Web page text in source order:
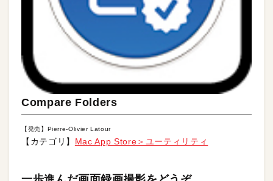
Compare Folders
【発売】Pierre-Olivier Latour
【カテゴリ】 Mac App Store＞ユーティリティ